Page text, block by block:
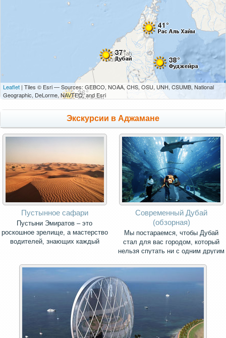
Leaflet | Tiles © Esri — Sources: GEBCO, NOAA, CHS, OSU, UNH, CSUMB, National
Geographic, DeLorme, NAVTEQ, and Esri
Экскурсии в Аджамане
Пустынное сафари
Пустыни Эмиратов – это
роскошное зрелище, а мастерство
водителей, знающих каждый
стремительно упасть к пяткам.
Современный Дубай
(обзорная)
Мы постараемся, чтобы Дубай
стал для вас городом, который
нельзя спутать ни с одним другим